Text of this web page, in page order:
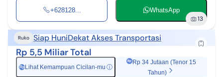
+628128... WhatsApp
13
Ruko Siap HuniDekat Akses Transportasi
Rp 5,5 Miliar Total
Rp Lihat Kemampuan Cicilan-mu ⓘ
Rp 34 Jutaan (Tenor 15
Tahun)